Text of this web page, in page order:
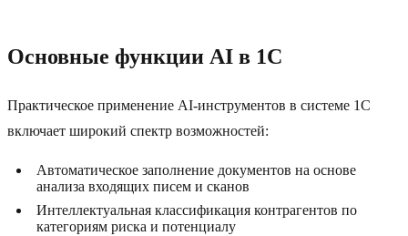
Основные функции AI в 1C
Практическое применение AI-инструментов в системе 1C
включает широкий спектр возможностей:
Автоматическое заполнение документов на основе
анализа входящих писем и сканов
Интеллектуальная классификация контрагентов по
категориям риска и потенциалу